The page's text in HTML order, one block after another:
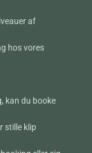
af
hos vores
kan du booke
stille klip